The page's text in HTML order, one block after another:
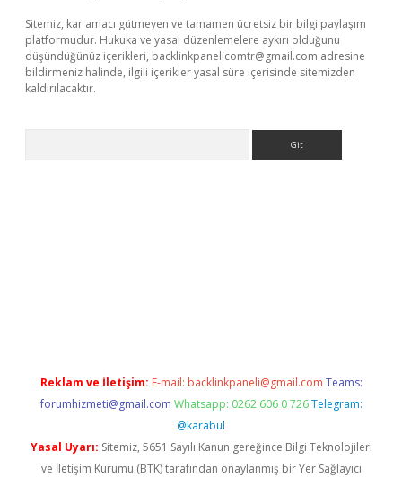
Sitemiz, kar amacı gütmeyen ve tamamen ücretsiz bir bilgi paylaşım
platformudur. Hukuka ve yasal düzenlemelere aykırı olduğunu
düşündüğünüz içerikleri, backlinkpanelicomtr@gmail.com adresine
bildirmeniz halinde, ilgili içerikler yasal süre içerisinde sitemizden
kaldırılacaktır.
Reklam ve İletişim: E-mail: backlinkpaneli@gmail.com Teams:
forumhizmeti@gmail.com Whatsapp: 0262 606 0 726 Telegram:
@karabul
Yasal Uyarı: Sitemiz, 5651 Sayılı Kanun gereğince Bilgi Teknolojileri
ve İletişim Kurumu (BTK) tarafından onaylanmış bir Yer Sağlayıcı